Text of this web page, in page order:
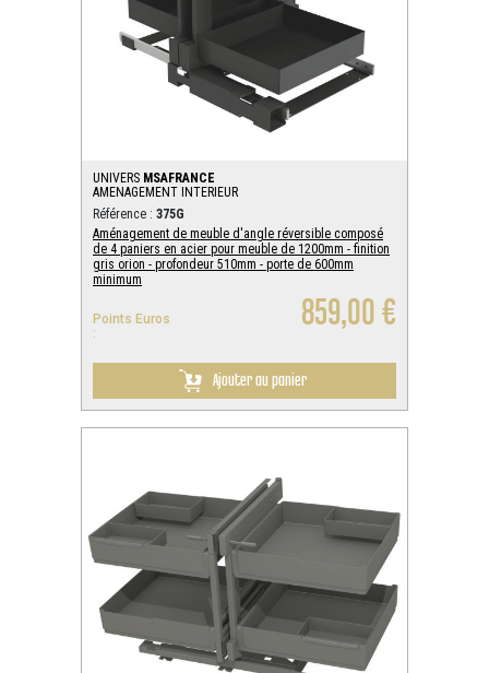
UNIVERS MSAFRANCE
AMENAGEMENT INTERIEUR
Référence : 375G
Aménagement de meuble d'angle réversible composé
de 4 paniers en acier pour meuble de 1200mm - finition
gris orion - profondeur 510mm - porte de 600mm
minimum
Points Euros
:
859,00 €
Ajouter au panier